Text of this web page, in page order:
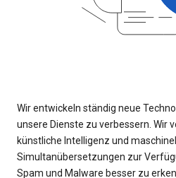
Wir entwickeln ständig neue
unsere Dienste zu verbessern. Wir
künstliche Intelligenz und
Simultanübersetzungen zur
Spam und Malware besser zu